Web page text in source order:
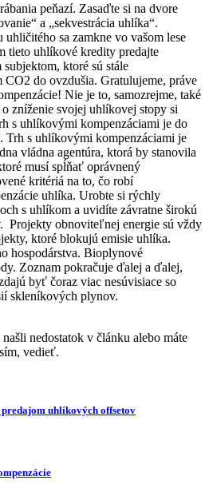
peňazí. Zasaďte si na dvore
a „sekvestrácia uhlíka“.
sa zamkne vo vašom lese
tieto uhlíkové kredity predajte
ktoré sú stále
CO2 do ovzdušia. Gratulujeme, práve
Nie je to, samozrejme, také
zníženie svojej uhlíkovej stopy si
s uhlíkovými kompenzáciami je do
Trh s uhlíkovými kompenzáciami je
vládna agentúra, ktorá by stanovila
musí spĺňať oprávnený
kritériá na to, čo robí
uhlíka. Urobte si rýchly
s uhlíkom a uvidíte závratne širokú
Projekty obnoviteľnej energie sú vždy
ktoré blokujú emisie uhlíka.
hospodárstva. Bioplynové
Zoznam pokračuje ďalej a ďalej,
byť čoraz viac nesúvisiace so
skleníkových plynov.
našli nedostatok v článku alebo máte
vedieť.
uhlíkových offsetov